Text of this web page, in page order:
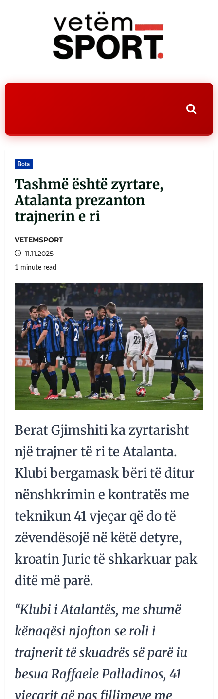
Bota
Tashmë është zyrtare,
Atalanta prezanton
trajnerin e ri
VETEMSPORT
11.11.2025
1 minute read
Berat Gjimshiti ka zyrtarisht
një trajner të ri te Atalanta.
Klubi bergamask bëri të ditur
nënshkrimin e kontratës me
teknikun 41 vjeçar që do të
zëvendësojë në këtë detyre,
kroatin Juric të shkarkuar pak
ditë më parë.
“Klubi i Atalantës, me shumë
kënaqësi njofton se roli i
trajnerit të skuadrës së parë iu
besua Raffaele Palladinos, 41
vjecarit që pas fillimeve me